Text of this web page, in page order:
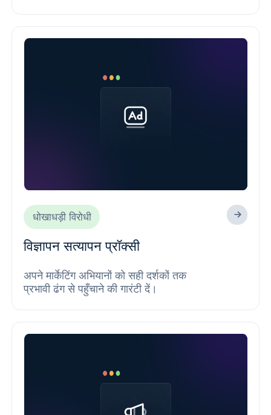
धोखाधड़ी विरोधी
विज्ञापन सत्यापन प्रॉक्सी
अपने मार्केटिंग अभियानों को सही दर्शकों तक
प्रभावी ढंग से पहुँचाने की गारंटी दें।